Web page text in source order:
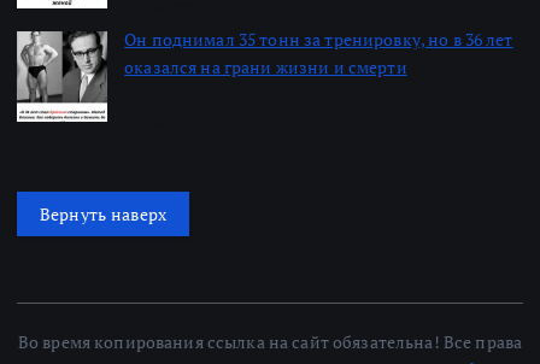
Он поднимал 35 тонн за тренировку, но в 36 лет
оказался на грани жизни и смерти
Вернуть наверх
Во время копирования ссылка на сайт обязательна! Все права